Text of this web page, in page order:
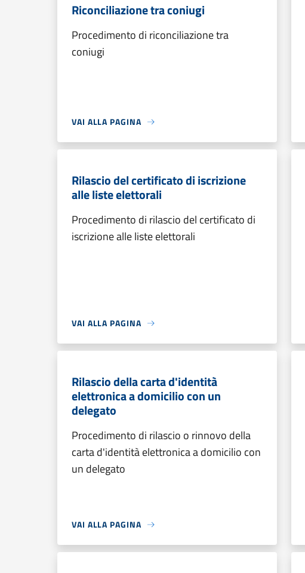
Riconciliazione tra coniugi
Procedimento di riconciliazione tra
coniugi
VAI ALLA PAGINA
Rilascio del certificato di iscrizione
alle liste elettorali
Procedimento di rilascio del certificato di
iscrizione alle liste elettorali
VAI ALLA PAGINA
Rilascio della carta d'identità
elettronica a domicilio con un
delegato
Procedimento di rilascio o rinnovo della
carta d'identità elettronica a domicilio con
un delegato
VAI ALLA PAGINA